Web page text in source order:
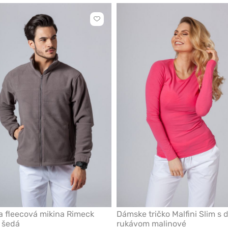
Kliknite
fleecová mikina Rimeck
Dámske tričko Malfini Slim s
rukávom malinové